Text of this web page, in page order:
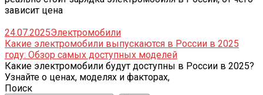
зависит цена
24.07.2025Электромобили
Какие электромобили выпускаются в России в 2025
году: Обзор самых доступных моделей
Какие электромобили будут доступны в России в 2025?
Узнайте о ценах, моделях и факторах,
Поиск